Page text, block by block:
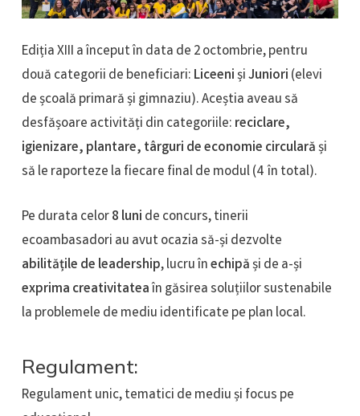
Ediția XIII a început în data de 2 octombrie, pentru
două categorii de beneficiari: LiceenișiJuniori (elevi
de școală primară și gimnaziu). Aceștia aveau să
desfășoare activități din categoriile: reciclare,
igienizare, plantare, târguri de economie circularăși
să le raporteze la fiecare final de modul (4 în total).​
Pe durata celor8 luni de concurs, tinerii
ecoambasadori au avut ocazia să-și dezvolte
abilitățile de leadership, lucru înechipăși de a-și
exprima creativitateaîn găsirea soluțiilor sustenabile
la problemele de mediu identificate pe plan local.​
Regulament:
Regulament unic, tematici de mediu și focus pe